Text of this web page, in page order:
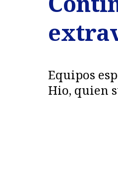
Equipos
Hio, quien